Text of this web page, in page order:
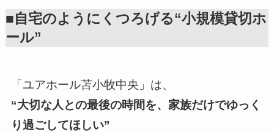
■自宅のようにくつろげる“小規模貸切ホ
ール”
「ユアホール苫小牧中央」は、
“大切な人との最後の時間を、家族だけでゆっく
り過ごしてほしい”